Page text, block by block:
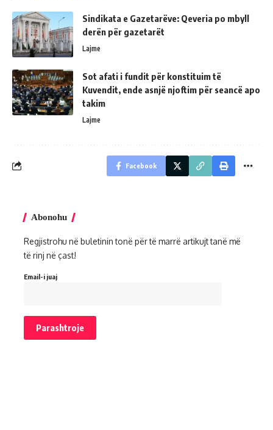
Sindikata e Gazetarëve: Qeveria po mbyll
derën për gazetarët
Lajme
Sot afati i fundit për konstituim të
Kuvendit, ende asnjë njoftim për seancë apo
takim
Lajme
Facebook
Abonohu
Regjistrohu në buletinin tonë për të marrë artikujt tanë më
të rinj në çast!
Email-i juaj